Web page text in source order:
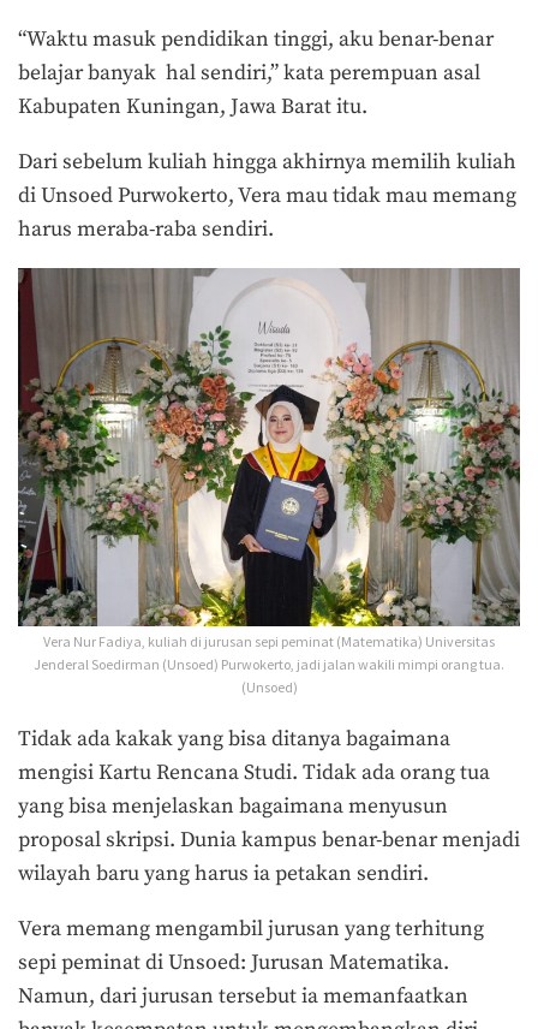
“Waktu masuk pendidikan tinggi, aku benar-benar
belajar banyak hal sendiri,” kata perempuan asal
Kabupaten Kuningan, Jawa Barat itu.
Dari sebelum kuliah hingga akhirnya memilih kuliah
di Unsoed Purwokerto, Vera mau tidak mau memang
harus meraba-raba sendiri.
Vera Nur Fadiya, kuliah di jurusan sepi peminat (Matematika) Universitas
Jenderal Soedirman (Unsoed) Purwokerto, jadi jalan wakili mimpi orang tua.
(Unsoed)
Tidak ada kakak yang bisa ditanya bagaimana
mengisi Kartu Rencana Studi. Tidak ada orang tua
yang bisa menjelaskan bagaimana menyusun
proposal skripsi. Dunia kampus benar-benar menjadi
wilayah baru yang harus ia petakan sendiri.
Vera memang mengambil jurusan yang terhitung
sepi peminat di Unsoed: Jurusan Matematika.
Namun, dari jurusan tersebut ia memanfaatkan